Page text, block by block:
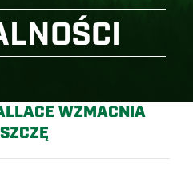
WZMACNIA